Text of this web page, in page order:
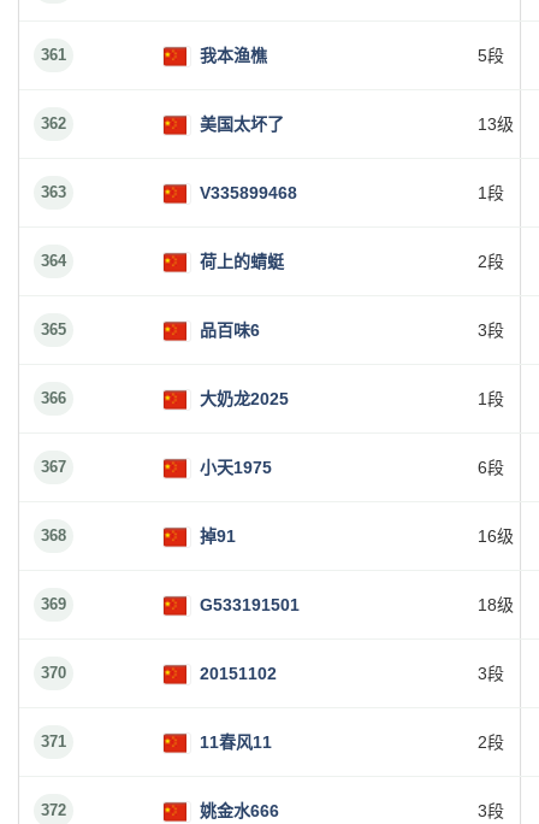
361 我本渔樵 5段
362 美国太坏了 13级
363 V335899468 1段
364 荷上的蜻蜓 2段
365 品百味6 3段
366 大奶龙2025 1段
367 小天1975 6段
368 掉91 16级
369 G533191501 18级
370 20151102 3段
371 11春风11 2段
372 姚金水666 3段